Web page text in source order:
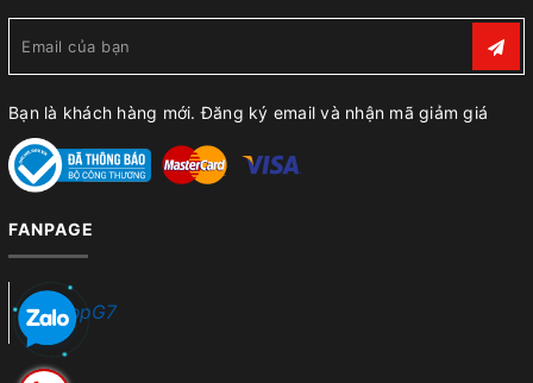
Bạn là khách hàng mới. Đăng ký email và nhận mã giảm giá
FANPAGE
ShopG7